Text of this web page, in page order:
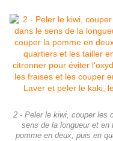
2 - Peler le kiwi, couper les
sens de la longueur et
pomme en deux, puis en